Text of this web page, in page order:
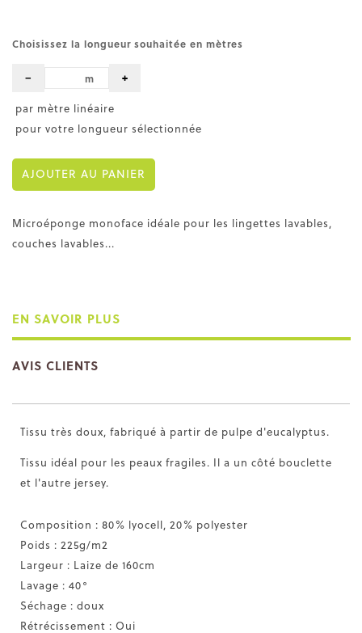
Choisissez la longueur souhaitée en mètres
− +
m
par mètre linéaire
pour votre longueur sélectionnée
AJOUTER AU PANIER
Microéponge monoface idéale pour les lingettes lavables,
couches lavables...
EN SAVOIR PLUS
AVIS CLIENTS
Tissu très doux, fabriqué à partir de pulpe d'eucalyptus.
Tissu idéal pour les peaux fragiles. Il a un côté bouclette
et l'autre jersey.
Composition : 80% lyocell, 20% polyester
Poids : 225g/m2
Largeur : Laize de 160cm
Lavage : 40°
Séchage : doux
Rétrécissement : Oui